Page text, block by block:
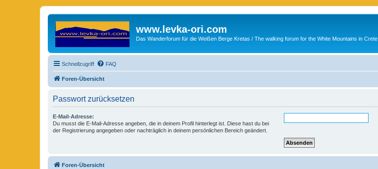
www.levka-ori.com
Das Wanderforum für die Weißen Berge Kretas / The walking forum for the White Mountains in Crete
Schnellzugriff FAQ
Foren-Übersicht
Passwort zurücksetzen
E-Mail-Adresse:
Du musst die E-Mail-Adresse angeben, die in deinem Profil hinterlegt ist. Diese hast du bei
der Registrierung angegeben oder nachträglich in deinem persönlichen Bereich geändert.
Foren-Übersicht